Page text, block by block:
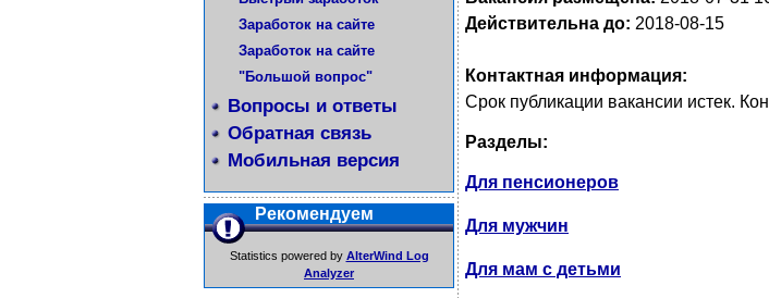
Заработок на сайте
Заработок на сайте
"Большой вопрос"
Вопросы и ответы
Обратная связь
Мобильная версия
Рекомендуем
Statistics powered by AlterWind Log
Analyzer
Действительна до: 2018-08-15
Контактная информация:
Срок публикации вакансии истек.
Разделы:
Для пенсионеров
Для мужчин
Для мам с детьми